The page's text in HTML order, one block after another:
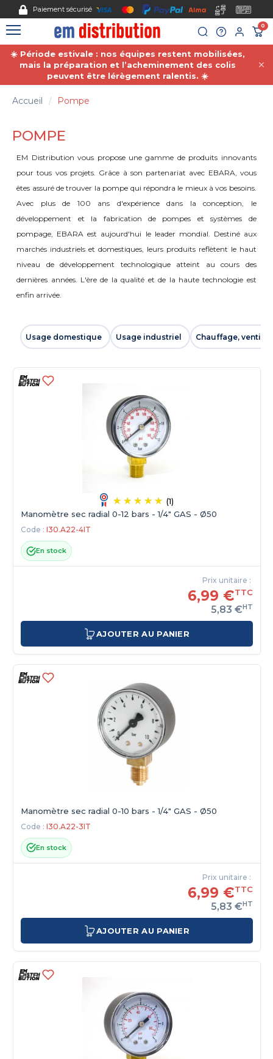
Paiement sécurisé
0
☀️ Période estivale : nos équipes restent mobilisées,
mais la préparation et l’acheminement des colis
peuvent être lérègement ralentis. ☀️
Accueil Pompe
POMPE
EM Distribution vous propose une gamme de produits innovants
pour tous vos projets. Grâce à son partenariat avec EBARA, vous
êtes assuré de trouver la pompe qui répondra le mieux à vos besoins.
Avec plus de 100 ans d'expérience dans la conception, le
développement et la fabrication de pompes et systèmes de
pompage, EBARA est aujourd'hui le leader mondial. Destiné aux
marchés industriels et domestiques, leurs produits reflètent le haut
niveau de développement technologique atteint au cours des
dernières années. L'ère de la qualité et de la haute technologie est
enfin arrivée.
Usage domestique Usage industriel Chauffage,
(1)
Manomètre sec radial 0-12 bars - 1/4" GAS - Ø50
Code : I30.A22-4IT
En stock
Prix unitaire :
6,99 €TTC
5,83 €HT
AJOUTER AU PANIER
Manomètre sec radial 0-10 bars - 1/4" GAS - Ø50
Code : I30.A22-3IT
En stock
Prix unitaire :
6,99 €TTC
5,83 €HT
AJOUTER AU PANIER
Gestion des cookies